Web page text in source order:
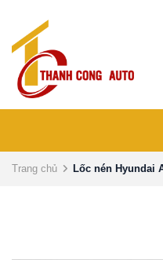
Trang chủ Lốc nén Hyundai